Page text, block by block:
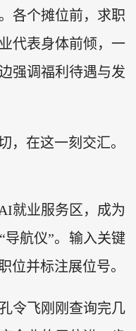
各个摊位前，求职
代表身体前倾，一
强调福利待遇与发
，在这一刻交汇。
就业服务区，成为
航仪”。输入关键
位并标注展位号。
令飞刚刚查询完几